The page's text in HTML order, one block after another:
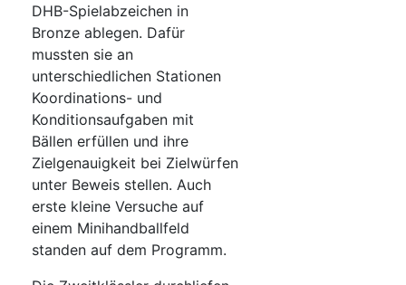
DHB-Spielabzeichen in
Bronze ablegen. Dafür
mussten sie an
unterschiedlichen Stationen
Koordinations- und
Konditionsaufgaben mit
Bällen erfüllen und ihre
Zielgenauigkeit bei Zielwürfen
unter Beweis stellen. Auch
erste kleine Versuche auf
einem Minihandballfeld
standen auf dem Programm.